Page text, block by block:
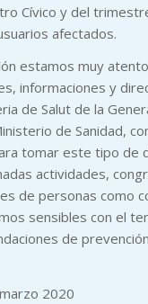
Cívico y del
afectados.
estamos muy
informaciones y
de Salut de la
de Sanidad,
tomar este tipo de
actividades,
de personas como
sensibles con el
de
2020